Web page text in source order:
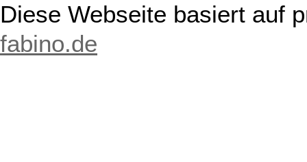
Diese Webseite basiert auf
fabino.de